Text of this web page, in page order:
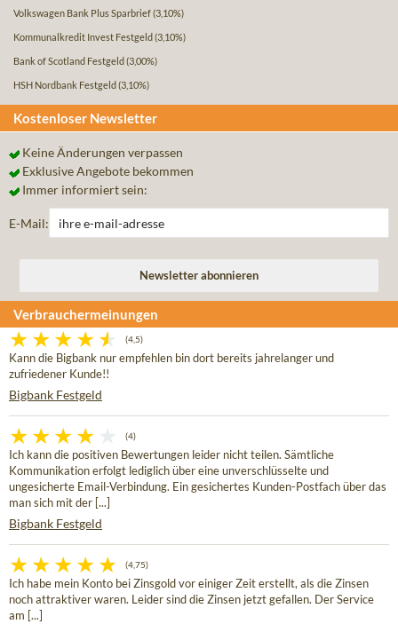
Volkswagen Bank Plus Sparbrief(3,10%)
Kommunalkredit Invest Festgeld (3,10%)
Bank of Scotland Festgeld (3,00%)
HSH Nordbank Festgeld (3,10%)
Kostenloser Newsletter
Keine Änderungen verpassen
Exklusive Angebote bekommen
Immer informiert sein:
E-Mail:
Verbrauchermeinungen
(4,5)
Kann die Bigbank nur empfehlen bin dort bereits jahrelanger und
zufriedener Kunde!!
Bigbank Festgeld
(4)
Ich kann die positiven Bewertungen leider nicht teilen. Sämtliche
Kommunikation erfolgt lediglich über eine unverschlüsselte und
ungesicherte Email-Verbindung. Ein gesichertes Kunden-Postfach über das
man sich mit der [...]
Bigbank Festgeld
(4,75)
Ich habe mein Konto bei Zinsgold vor einiger Zeit erstellt, als die Zinsen
noch attraktiver waren. Leider sind die Zinsen jetzt gefallen. Der Service
am [...]